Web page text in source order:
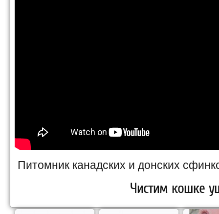
Питомник канадских и донских
Чистим кошке